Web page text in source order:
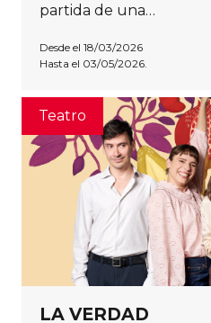
partida de una…
Desde el 18/03/2026
Hasta el 03/05/2026.
Teatro
LA VERDAD